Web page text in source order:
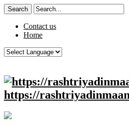
Contact us
Home
https://